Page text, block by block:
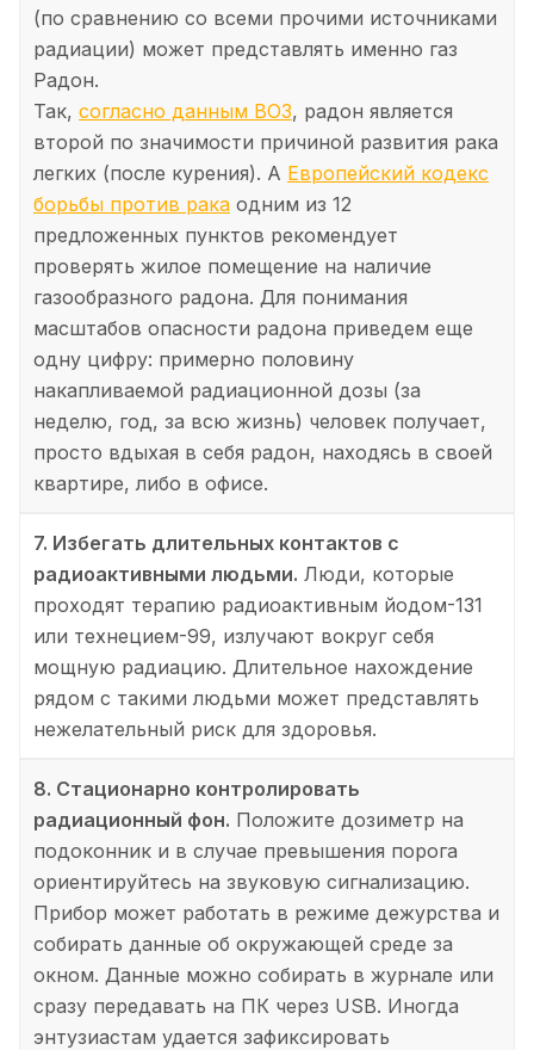
(по сравнению со всеми прочими источниками
радиации) может представлять именно газ
Радон.
Так, согласно данным ВОЗ, радон является
второй по значимости причиной развития рака
легких (после курения). А Европейский кодекс
борьбы против рака одним из 12
предложенных пунктов рекомендует
проверять жилое помещение на наличие
газообразного радона. Для понимания
масштабов опасности радона приведем еще
одну цифру: примерно половину
накапливаемой радиационной дозы (за
неделю, год, за всю жизнь) человек получает,
просто вдыхая в себя радон, находясь в своей
квартире, либо в офисе.
7. Избегать длительных контактов с
радиоактивными людьми. Люди, которые
проходят терапию радиоактивным йодом-131
или технецием-99, излучают вокруг себя
мощную радиацию. Длительное нахождение
рядом с такими людьми может представлять
нежелательный риск для здоровья.
8. Стационарно контролировать
радиационный фон. Положите дозиметр на
подоконник и в случае превышения порога
ориентируйтесь на звуковую сигнализацию.
Прибор может работать в режиме дежурства и
собирать данные об окружающей среде за
окном. Данные можно собирать в журнале или
сразу передавать на ПК через USB. Иногда
энтузиастам удается зафиксировать